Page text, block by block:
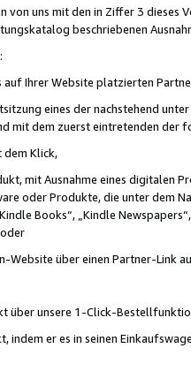
von uns mit den in Ziffer 3
beschriebenen
:
Ihrer Website platzierten
eines der nachstehend
mit dem zuerst eintretenden der
Klick,
mit Ausnahme eines digitalen
oder Produkte, die unter dem
Books“, „Kindle
über einen Partner-Link
über unsere 1-Click-
er es in seinen